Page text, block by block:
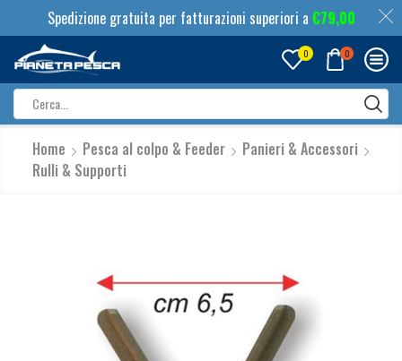
Spedizione gratuita per fatturazioni superiori a €79,00
0 0
input
Home Pesca al colpo & Feeder
Panieri & Accessori
Rulli & Supporti